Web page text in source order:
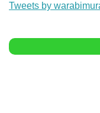
Tweets by